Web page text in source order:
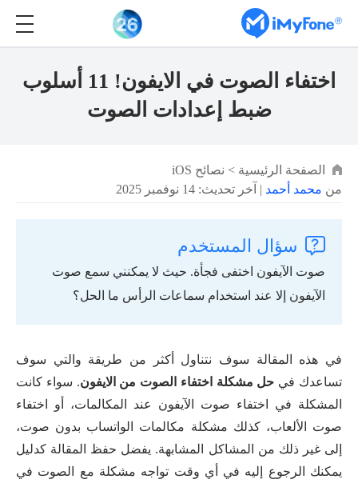
اختفاء الصوت في الايفون! 11 أسلوب
ضبط إعدادات الصوت
الصفحة الرئيسية > نصائح iOS
من محمد أحمد | آخر تحديث: 14 نوفمبر 2025
سؤال المستخدم
صوت الآيفون اختفى فجأة. حيث لا يمكنني سمع صوت
الآيفون إلا عند استخدام سماعات الرأس ما الحل؟
في هذه المقالة سوف نتناول أكثر من طريقة والتي سوف
تساعدك في حل مشكلة اختفاء الصوت من الايفون. سواء كانت
المشكلة في اختفاء صوت الآيفون عند المكالمات، أو اختفاء
صوت الألعاب، كذلك مشكلة مكالمات الواتساب بدون صوت،
إلى غير ذلك من المشاكل المشابهة. يفضل حفظ المقالة كدليل
يمكنك الرجوع إليه في أي وقت تواجه مشكلة مع الصوت في